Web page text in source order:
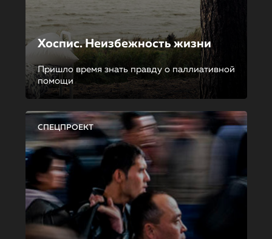
Хоспис. Неизбежность жизни
Пришло время знать правду о паллиативной
помощи
СПЕЦПРОЕКТ